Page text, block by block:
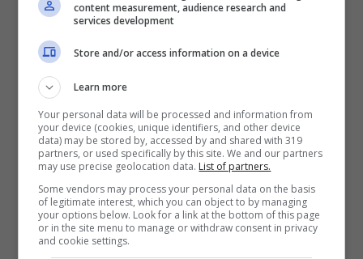
Musetti non riesce a regalare il secondo punto all’Italia –
Notizie.com – © Ansa
Nessuna impresa, invece, per Musetti
primo set l’azzurro si trova a dover salvare
ben tre palle set (una era anche un set
match) per poi perdere 7-6 al tie-break
nonostante il suo primo break e due palle
content measurement, audience research and
services development
Store and/or access information on a device
Learn more
Your personal data will be processed and information from
your device (cookies, unique identifiers, and other device
data) may be stored by, accessed by and shared with 319
partners, or used specifically by this site. We and our partners
may use precise geolocation data. List of partners.
Some vendors may process your personal data on the basis
of legitimate interest, which you can object to by managing
your options below. Look for a link at the bottom of this page
or in the site menu to manage or withdraw consent in privacy
and cookie settings.